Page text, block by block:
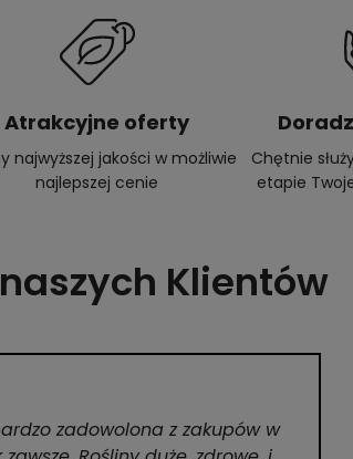
Atrakcyjne oferty
najwyższej jakości w możliwie
najlepszej cenie
Chętnie
etapie
Klientów
zadowolona z zakupów w